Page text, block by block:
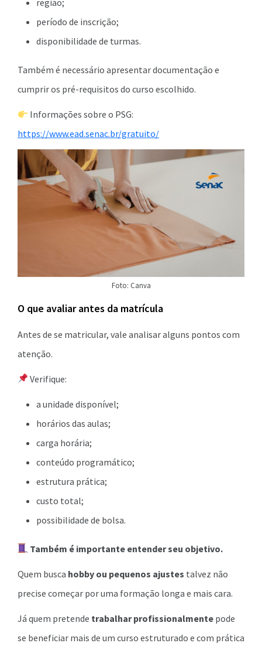
região;
período de inscrição;
disponibilidade de turmas.
Também é necessário apresentar documentação e
cumprir os pré-requisitos do curso escolhido.
Informações sobre o PSG:
https://www.ead.senac.br/gratuito/
Foto: Canva
O que avaliar antes da matrícula
Antes de se matricular, vale analisar alguns pontos com
atenção.
Verifique:
a unidade disponível;
horários das aulas;
carga horária;
conteúdo programático;
estrutura prática;
custo total;
possibilidade de bolsa.
Também é importante entender seu objetivo.
Quem busca hobby ou pequenos ajustes talvez não
precise começar por uma formação longa e mais cara.
Já quem pretende trabalhar profissionalmente pode
se beneficiar mais de um curso estruturado e com prática